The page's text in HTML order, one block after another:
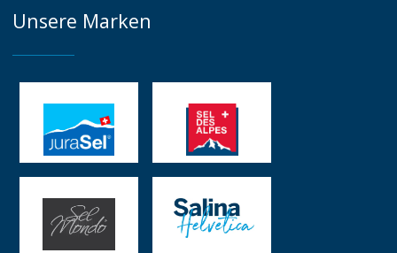
Unsere Marken